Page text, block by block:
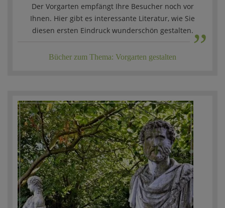
Der Vorgarten empfängt Ihre Besucher noch vor
Ihnen. Hier gibt es interessante Literatur, wie Sie
diesen ersten Eindruck wunderschön gestalten.„
Bücher zum Thema: Vorgarten gestalten